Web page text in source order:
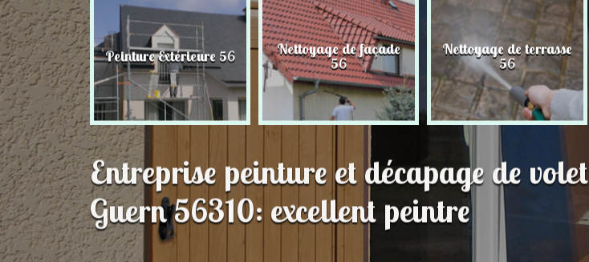
de facade Peinture Extérieure 56 Nettoyage de façade
56
Nettoyage de terrasse
56
Entreprise peinture et décapage de volet
Guern 56310: excellent peintre